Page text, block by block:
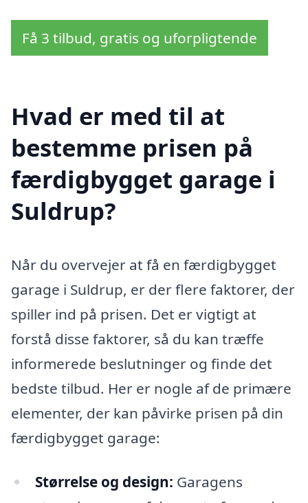
Få 3 tilbud, gratis og uforpligtende
Hvad er med til at
bestemme prisen på
færdigbygget garage i
Suldrup?
Når du overvejer at få en færdigbygget
garage i Suldrup, er der flere faktorer, der
spiller ind på prisen. Det er vigtigt at
forstå disse faktorer, så du kan træffe
informerede beslutninger og finde det
bedste tilbud. Her er nogle af de primære
elementer, der kan påvirke prisen på din
færdigbygget garage:
Størrelse og design: Garagens